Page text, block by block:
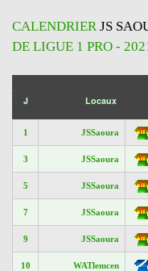
CALENDRIERJS
DE LIGUE 1 PRO -
J Locaux
1 JSSaoura
3 JSSaoura
5 JSSaoura
7 JSSaoura
9 JSSaoura
10 WATlemcen